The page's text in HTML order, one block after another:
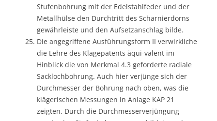
Stufenbohrung mit der Edelstahlfeder und der
Metallhülse den Durchtritt des Scharnierdorns
gewährleiste und den Aufsetzanschlag bilde.
Die angegriffene Ausführungsform II verwirkliche
die Lehre des Klagepatents äqui-valent im
Hinblick die von Merkmal 4.3 geforderte radiale
Sacklochbohrung. Auch hier verjünge sich der
Durchmesser der Bohrung nach oben, was die
klägerischen Messungen in Anlage KAP 21
zeigten. Durch die Durchmesserverjüngung